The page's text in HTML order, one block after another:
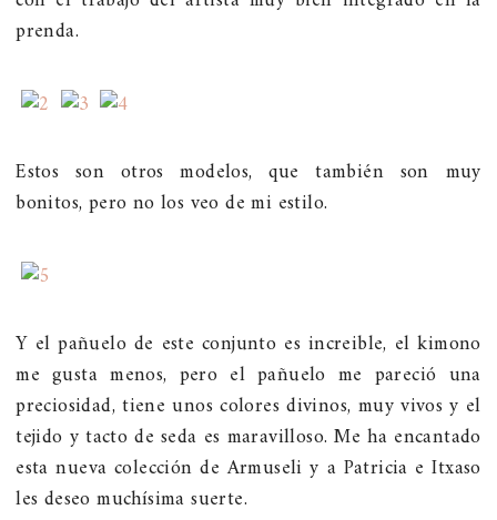
prenda.
Estos son otros modelos, que también son muy
bonitos, pero no los veo de mi estilo.
Y el pañuelo de este conjunto es increible, el kimono
me gusta menos, pero el pañuelo me pareció una
preciosidad, tiene unos colores divinos, muy vivos y el
tejido y tacto de seda es maravilloso. Me ha encantado
esta nueva colección de Armuseli y a Patricia e Itxaso
les deseo muchísima suerte.